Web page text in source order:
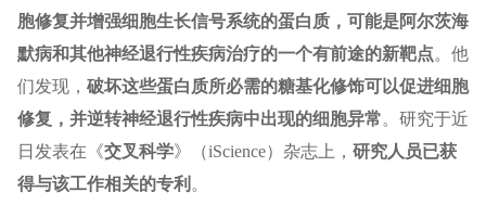
胞修复并增强细胞生长信号系统的蛋白质，可能是阿尔茨海
默病和其他神经退行性疾病治疗的一个有前途的新靶点。他
们发现， 破坏这些蛋白质所必需的糖基化修饰可以促进细胞
修复，并逆转神经退行性疾病中出现的细胞异常。研究于近
日发表在《交叉科学》（iScience）杂志上， 研究人员已获
得与该工作相关的专利 。